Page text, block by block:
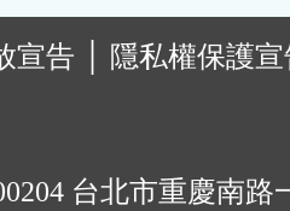
宣告
隱私權保護
台北市重慶南路